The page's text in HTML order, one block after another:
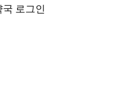
국 로그인